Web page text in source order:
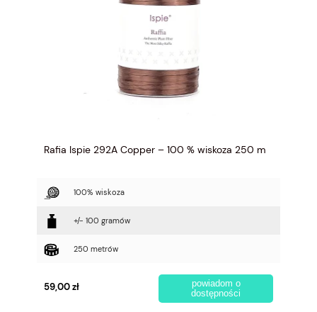
Rafia Ispie 292A Copper – 100 % wiskoza 250 m
100% wiskoza
+/- 100 gramów
250 metrów
59,00 zł
powiadom o
dostępności